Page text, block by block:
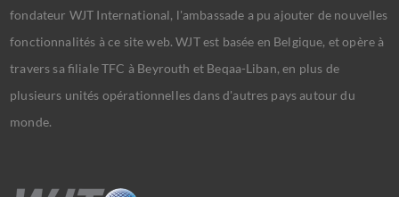
fondateur WJT International, l'ambassade a pu ajouter de nouvelles
fonctionnalités à ce site web. WJT est basée en Belgique, et opère à
travers sa filiale TFC à Beyrouth et Beqaa-Liban, en plus de
plusieurs unités opérationnelles dans d'autres pays autour du
monde.